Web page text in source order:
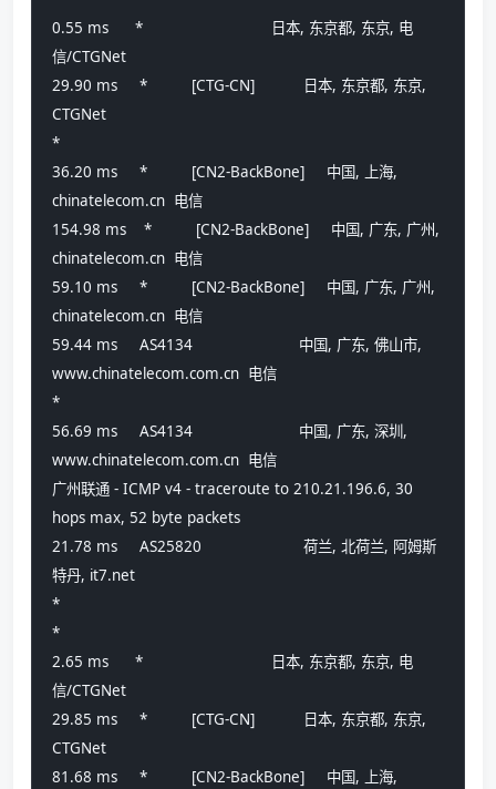
0.55 ms      *                             日本, 东京都, 东京, 电
信/CTGNet
29.90 ms     *          [CTG-CN]           日本, 东京都, 东京,
CTGNet
*
36.20 ms     *          [CN2-BackBone]     中国, 上海,
chinatelecom.cn  电信
154.98 ms    *          [CN2-BackBone]     中国, 广东, 广州,
chinatelecom.cn  电信
59.10 ms     *          [CN2-BackBone]     中国, 广东, 广州,
chinatelecom.cn  电信
59.44 ms     AS4134                        中国, 广东, 佛山市,
www.chinatelecom.com.cn  电信
*
56.69 ms     AS4134                        中国, 广东, 深圳,
www.chinatelecom.com.cn  电信
广州联通 - ICMP v4 - traceroute to 210.21.196.6, 30
hops max, 52 byte packets
21.78 ms     AS25820                       荷兰, 北荷兰, 阿姆斯
特丹, it7.net
*
*
2.65 ms      *                             日本, 东京都, 东京, 电
信/CTGNet
29.85 ms     *          [CTG-CN]           日本, 东京都, 东京,
CTGNet
81.68 ms     *          [CN2-BackBone]     中国, 上海,